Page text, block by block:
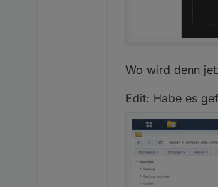
Wo wird denn
Edit: Habe es